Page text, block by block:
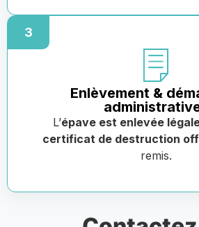
3
Enlèvement &
L’épave est enlevée
certificat de destruction
remis.